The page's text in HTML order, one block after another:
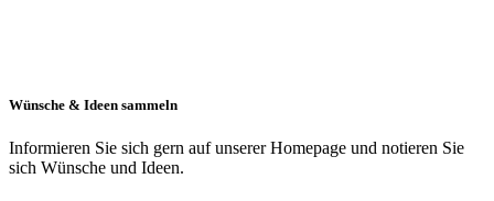
Wünsche & Ideen sammeln
Informieren Sie sich gern auf unserer Homepage und notieren Sie
sich Wünsche und Ideen.